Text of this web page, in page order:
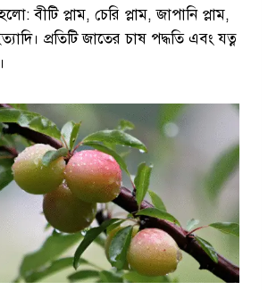
বীটি প্লাম, চেরি প্লাম, জাপানি প্লাম,
প্রতিটি জাতের চাষ পদ্ধতি এবং যত্ন